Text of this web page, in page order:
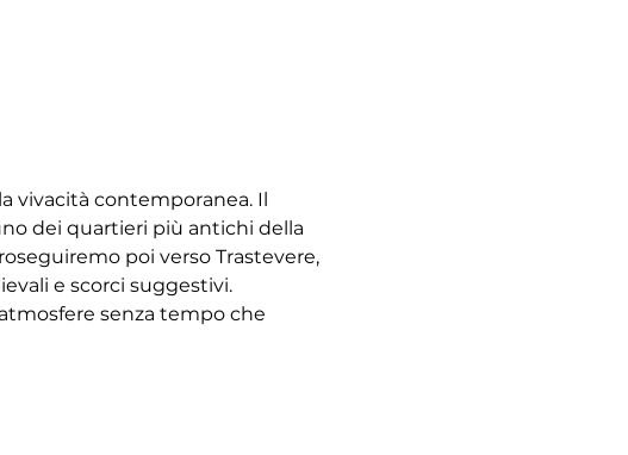
vivacità contemporanea. Il
dei quartieri più antichi della
poi verso Trastevere,
e scorci suggestivi.
senza tempo che